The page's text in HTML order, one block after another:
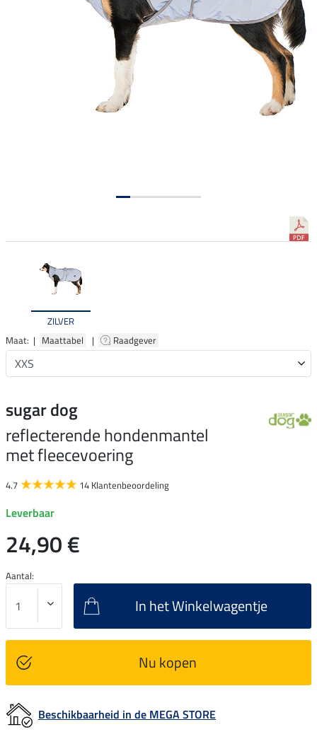
ZILVER
Maat: | Maattabel | Raadgever
sugar dog
reflecterende hondenmantel
met fleecevoering
4.7 14 Klantenbeoordeling
Leverbaar
24,90 €
Aantal:
In het Winkelwagentje
Nu kopen
Beschikbaarheid in de MEGA STORE